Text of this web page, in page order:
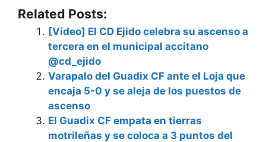
Related Posts:
[Vídeo] El CD Ejido celebra su ascenso a
tercera en el municipal accitano
@cd_ejido
Varapalo del Guadix CF ante el Loja que
encaja 5-0 y se aleja de los puestos de
ascenso
El Guadix CF empata en tierras
motrileñas y se coloca a 3 puntos del